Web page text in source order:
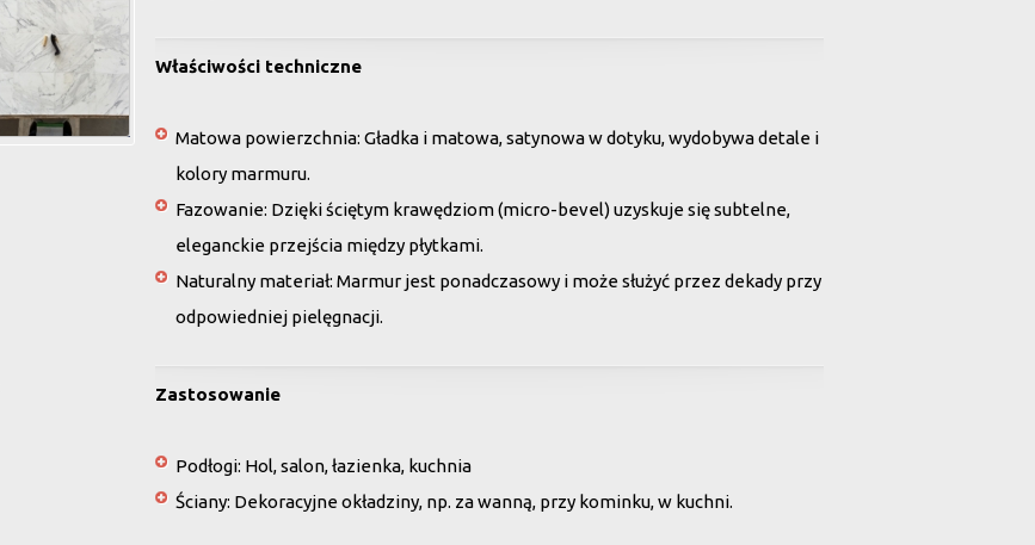
Właściwości techniczne
Matowa powierzchnia: Gładka i matowa, satynowa w dotyku, wydobywa detale i
kolory marmuru.
Fazowanie: Dzięki ściętym krawędziom (micro-bevel) uzyskuje się subtelne,
eleganckie przejścia między płytkami.
Naturalny materiał: Marmur jest ponadczasowy i może służyć przez dekady przy
odpowiedniej pielęgnacji.
Zastosowanie
Podłogi: Hol, salon, łazienka, kuchnia
Ściany: Dekoracyjne okładziny, np. za wanną, przy kominku, w kuchni.